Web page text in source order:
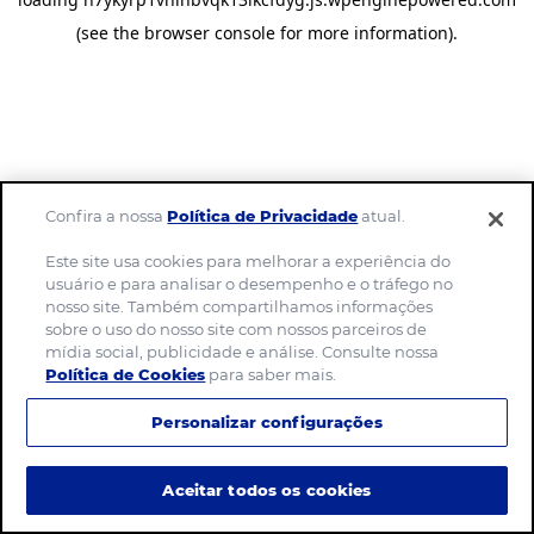
(see the browser console for more information).
Confira a nossaPolítica de Privacidadeatual.
Este site usa cookies para melhorar a experiência do
usuário e para analisar o desempenho e o tráfego no
nosso site. Também compartilhamos informações
sobre o uso do nosso site com nossos parceiros de
mídia social, publicidade e análise. Consulte nossa
Política de Cookies para saber mais.
Personalizar configurações
Aceitar todos os cookies